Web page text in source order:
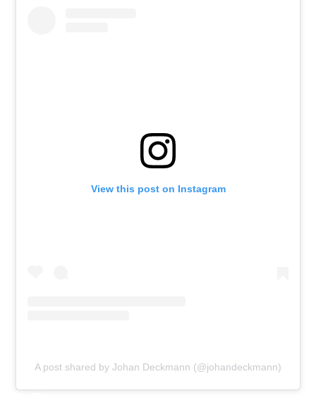
View this post on Instagram
A post shared by Johan Deckmann (@johandeckmann)